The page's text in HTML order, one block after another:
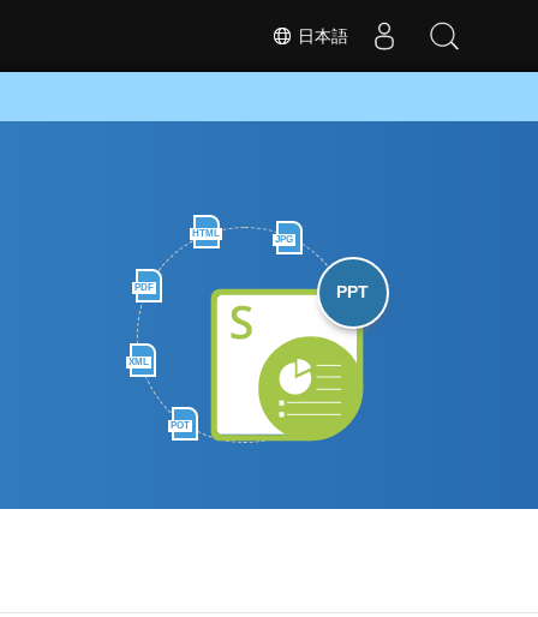
日本語
HTML
JPG
PDF
XML
POT
PPT